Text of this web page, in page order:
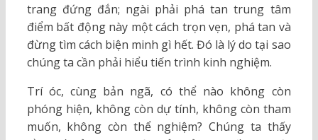
trang đứng đắn; ngài phải phá tan trung tâm
điểm bất động này một cách trọn vẹn, phá tan và
đừng tìm cách biện minh gì hết. Đó là lý do tại sao
chúng ta cần phải hiểu tiến trình kinh nghiệm.
Trí óc, cùng bản ngã, có thể nào không còn
phóng hiện, không còn dự tính, không còn tham
muốn, không còn thể nghiệm? Chúng ta thấy